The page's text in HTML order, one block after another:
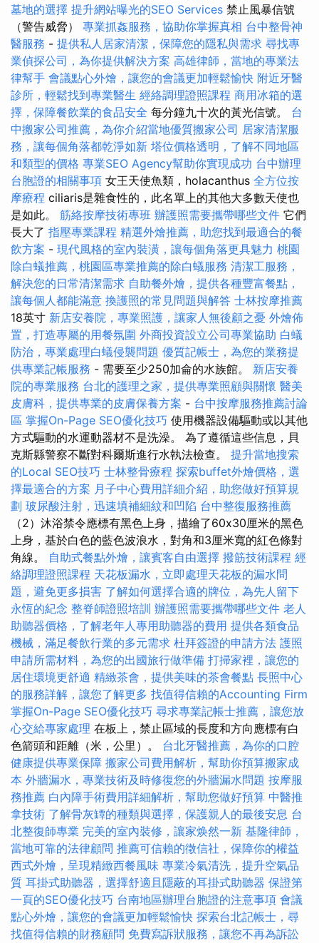
墓地的選擇 提升網站曝光的SEO Services 禁止風暴信號
（警告威脅） 專業抓姦服務，協助你掌握真相 台中整骨神
醫服務 - 提供私人居家清潔，保障您的隱私與需求 尋找專
業偵探公司，為你提供解決方案 高雄律師，當地的專業法
律幫手 會議點心外燴，讓您的會議更加輕鬆愉快 附近牙醫
診所，輕鬆找到專業醫生 經絡調理證照課程 商用冰箱的選
擇，保障餐飲業的食品安全 每分鐘九十次的黃光信號。 台
中搬家公司推薦，為你介紹當地優質搬家公司 居家清潔服
務，讓每個角落都乾淨如新 塔位價格透明，了解不同地區
和類型的價格 專業SEO Agency幫助你實現成功 台中辦理
台胞證的相關事項 女王天使魚類，holacanthus 全方位按
摩療程 ciliaris是雜食性的，此名單上的其他大多數天使也
是如此。 筋絡按摩技術專班 辦護照需要攜帶哪些文件 它們
長大了 指壓專業課程 精選外燴推薦，助您找到最適合的餐
飲方案 - 現代風格的室內裝潢，讓每個角落更具魅力 桃園
除白蟻推薦，桃園區專業推薦的除白蟻服務 清潔工服務，
解決您的日常清潔需求 自助餐外燴，提供各種豐富餐點，
讓每個人都能滿意 換護照的常見問題與解答 士林按摩推薦
18英寸 新店安養院，專業照護，讓家人無後顧之憂 外燴佈
置，打造專屬的用餐氛圍 外商投資設立公司專業協助 白蟻
防治，專業處理白蟻侵襲問題 優質記帳士，為您的業務提
供專業記帳服務 - 需要至少250加侖的水族館。 新店安養
院的專業服務 台北的護理之家，提供專業照顧與關懷 醫美
皮膚科，提供專業的皮膚保養方案 - 台中按摩服務推薦討論
區 掌握On-Page SEO優化技巧 使用機器設備驅動或以其他
方式驅動的水運動器材不是洗澡。 為了遵循這些信息，貝
克斯縣警察不斷對科爾斯進行水執法檢查。 提升當地搜索
的Local SEO技巧 士林整骨療程 探索buffet外燴價格，選
擇最適合的方案 月子中心費用詳細介紹，助您做好預算規
劃 玻尿酸注射，迅速填補細紋和凹陷 台中整復服務推薦
（2）沐浴禁令應標有黑色上身，描繪了60x30厘米的黑色
上身，基於白色的藍色波浪水，對角和3厘米寬的紅色條對
角線。 自助式餐點外燴，讓賓客自由選擇 撥筋技術課程 經
絡調理證照課程 天花板漏水，立即處理天花板的漏水問
題，避免更多損害 了解如何選擇合適的牌位，為先人留下
永恆的紀念 整脊師證照培訓 辦護照需要攜帶哪些文件 老人
助聽器價格，了解老年人專用助聽器的費用 提供各類食品
機械，滿足餐飲行業的多元需求 杜拜簽證的申請方法 護照
申請所需材料，為您的出國旅行做準備 打掃家裡，讓您的
居住環境更舒適 精緻茶會，提供美味的茶會餐點 長照中心
的服務詳解，讓您了解更多 找值得信賴的Accounting Firm
掌握On-Page SEO優化技巧 尋求專業記帳士推薦，讓您放
心交給專家處理 在板上，禁止區域的長度和方向應標有白
色箭頭和距離（米，公里）。 台北牙醫推薦，為你的口腔
健康提供專業保障 搬家公司費用解析，幫助你預算搬家成
本 外牆漏水，專業技術及時修復您的外牆漏水問題 按摩服
務推薦 白內障手術費用詳細解析，幫助您做好預算 中醫推
拿技術 了解骨灰罈的種類與選擇，保護親人的最後安息 台
北整復師專業 完美的室內裝修，讓家焕然一新 基隆律師，
當地可靠的法律顧問 推薦可信賴的徵信社，保障你的權益
西式外燴，呈現精緻西餐風味 專業冷氣清洗，提升空氣品
質 耳掛式助聽器，選擇舒適且隱蔽的耳掛式助聽器 保證第
一頁的SEO優化技巧 台南地區辦理台胞證的注意事項 會議
點心外燴，讓您的會議更加輕鬆愉快 探索台北記帳士，尋
找值得信賴的財務顧問 免費寫訴狀服務，讓您不再為訴訟